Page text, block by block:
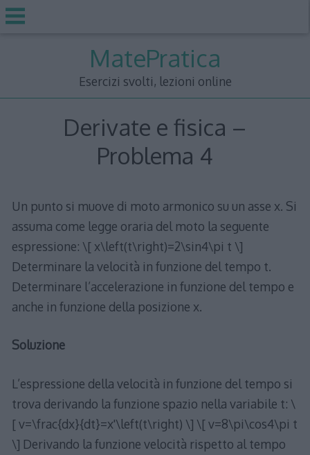
MatePratica
Esercizi svolti, lezioni online
Derivate e fisica –
Problema 4
Un punto si muove di moto armonico su un asse x. Si
assuma come legge oraria del moto la seguente
espressione: \[ x\left(t\right)=2\sin4\pi t \]
Determinare la velocità in funzione del tempo t.
Determinare l’accelerazione in funzione del tempo e
anche in funzione della posizione x.
Soluzione
L’espressione della velocità in funzione del tempo si
trova derivando la funzione spazio nella variabile t: \
[ v=\frac{dx}{dt}=x'\left(t\right) \] \[ v=8\pi\cos4\pi t
\] Derivando la funzione velocità rispetto al tempo